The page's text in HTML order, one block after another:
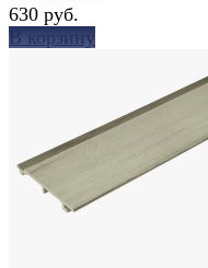
избранное
630 руб.
В корзину